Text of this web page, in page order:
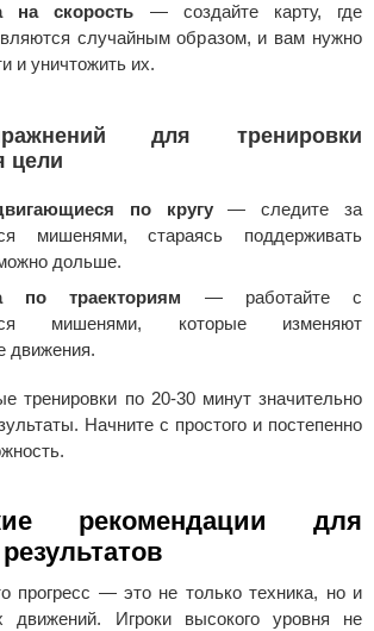
на скорость — создайте карту, где
случайным образом, и вам нужно
и уничтожить их.
для тренировки
цели
по кругу— следите за
мишенями, стараясь поддерживать
дольше.
по траекториям — работайте с
мишенями, которые изменяют
движения.
тренировки по 20-30 минут значительно
Начните с простого и постепенно
рекомендации для
прогресс — это не только техника, но и
движений. Игроки высокого уровня не